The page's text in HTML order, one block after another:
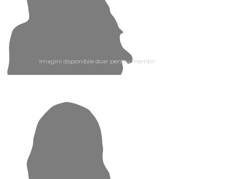
Imagini disponibile doar pentru membri